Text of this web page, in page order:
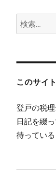
検
索:
このサイ
登戸の税
日記を綴
待っている